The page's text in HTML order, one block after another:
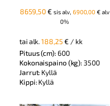
8659,50€ sis alv, 6900,00€alv
0%
tai alk.188,25€ / kk
Pituus (cm): 600
Kokonaispaino (kg): 3500
Jarrut: Kyllä
Kippi:Kyllä